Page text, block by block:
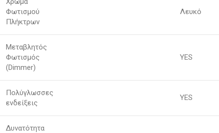
Φωτισμού
Πλήκτρων
Λευκό
Μεταβλητός
Φωτισμός
(Dimmer)
YES
Πολύγλωσσες
ενδείξεις
YES
Δυνατότητα